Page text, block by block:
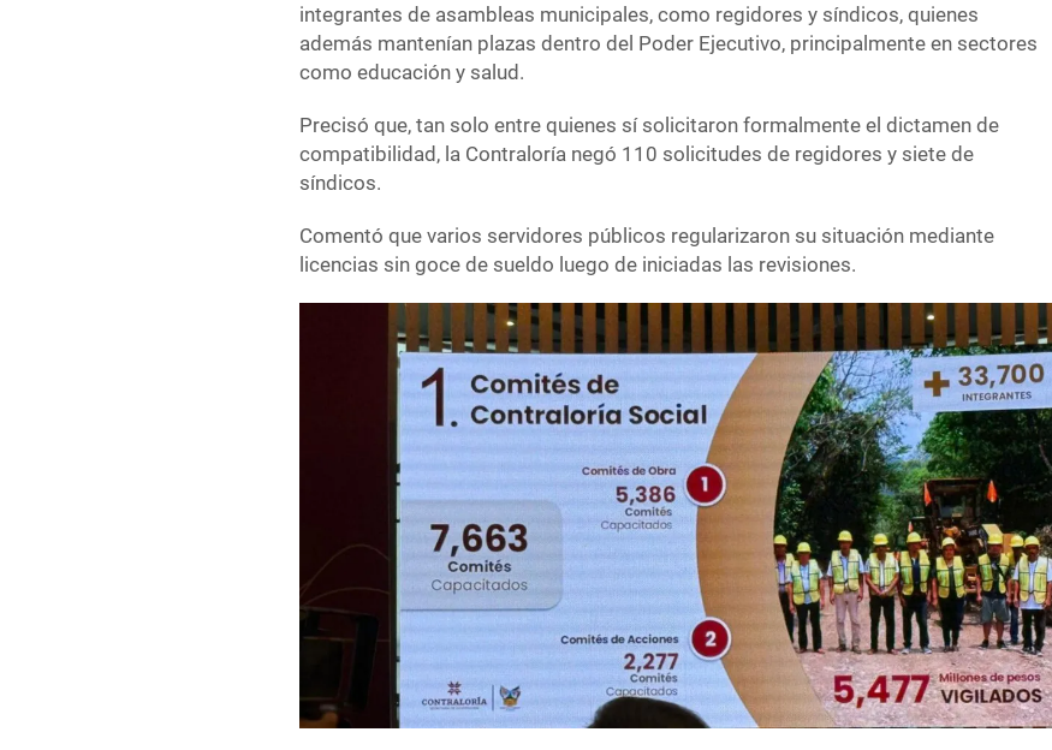
integrantes de asambleas municipales, como regidores y síndicos, quienes
además mantenían plazas dentro del Poder Ejecutivo, principalmente en sectores
como educación y salud.
Precisó que, tan solo entre quienes sí solicitaron formalmente el dictamen de
compatibilidad, la Contraloría negó 110 solicitudes de regidores y siete de
síndicos.
Comentó que varios servidores públicos regularizaron su situación mediante
licencias sin goce de sueldo luego de iniciadas las revisiones.